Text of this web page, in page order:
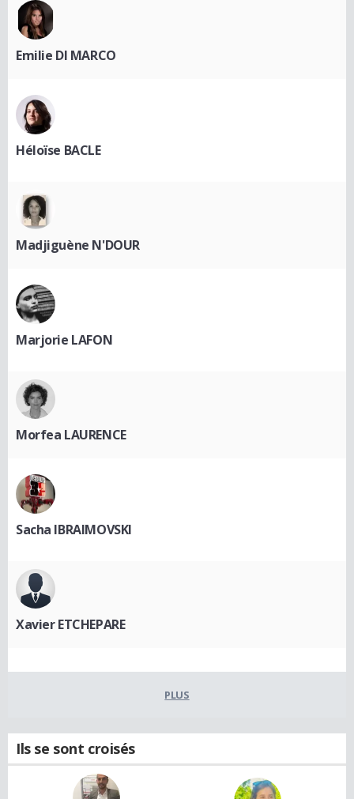
Emilie DI MARCO
Héloïse BACLE
Madjiguène N'DOUR
Marjorie LAFON
Morfea LAURENCE
Sacha IBRAIMOVSKI
Xavier ETCHEPARE
PLUS
Ils se sont croisés